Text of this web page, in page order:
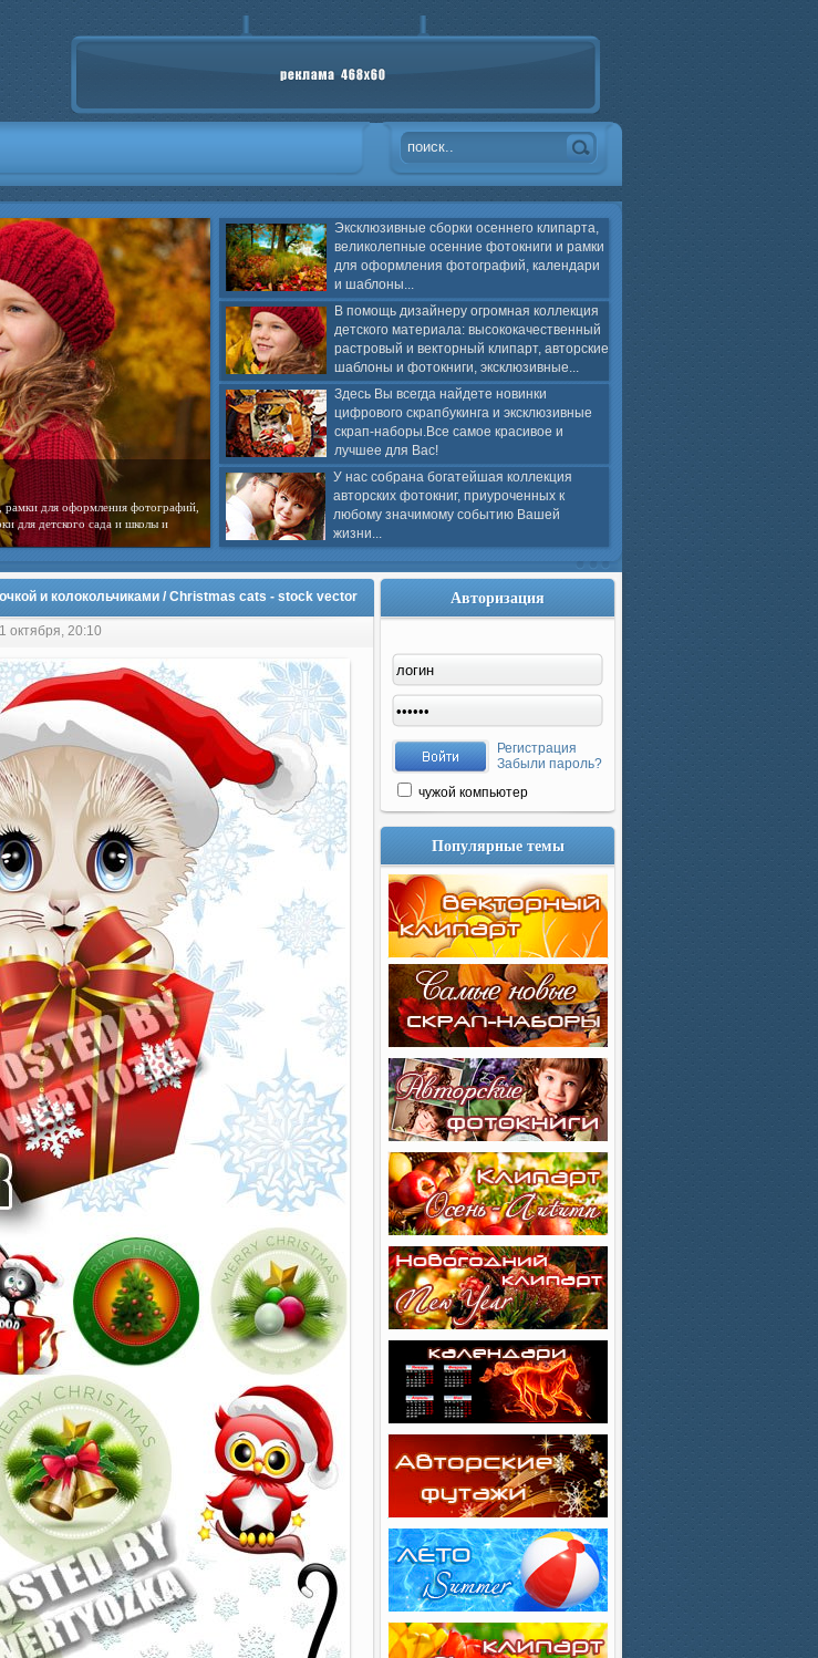
Эксклюзивные сборки осеннего клипарта,
великолепные осенние фотокниги и рамки
для оформления фотографий, календари
и шаблоны...
В помощь дизайнеру огромная коллекция
детского материала: высококачественный
растровый и векторный клипарт, авторские
шаблоны и фотокниги, эксклюзивные...
Здесь Вы всегда найдете новинки
цифрового скрапбукинга и эксклюзивные
скрап-наборы.Все самое красивое и
лучшее для Вас!
У нас собрана богатейшая коллекция
авторских фотокниг, приуроченных к
любому значимому событию Вашей
жизни...
рамки для оформления фотографий,
для детского сада и школы и
и колокольчиками / Christmas cats - stock vector
октября, 20:10
Авторизация
Регистрация
Забыли пароль?
чужой компьютер
Популярные темы